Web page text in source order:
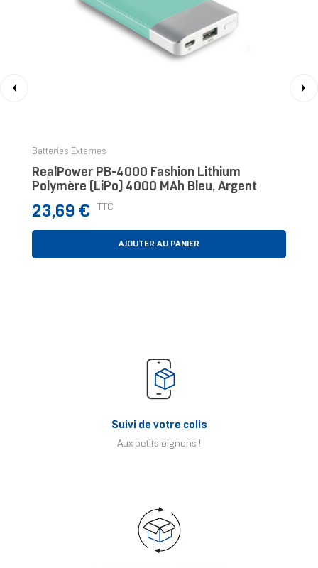
Batteries Externes
RealPower PB-4000 Fashion Lithium
Polymère (LiPo) 4000 MAh Bleu, Argent
Prix
23,69 € TTC
AJOUTER AU PANIER
Suivi de votre colis
Aux petits oignons !